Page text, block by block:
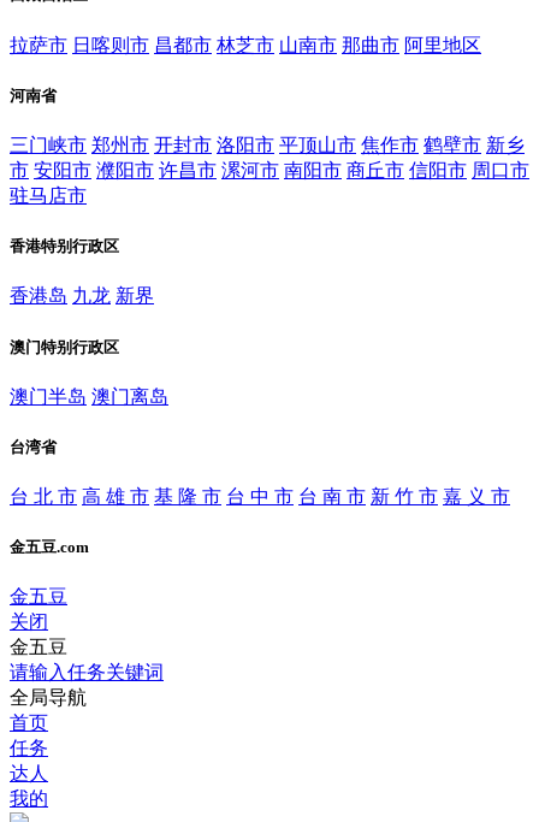
拉萨市 日喀则市 昌都市 林芝市 山南市 那曲市 阿里地区
河南省
三门峡市 郑州市 开封市 洛阳市 平顶山市 焦作市 鹤壁市 新乡
市 安阳市 濮阳市 许昌市 漯河市 南阳市 商丘市 信阳市 周口市
驻马店市
香港特别行政区
香港岛 九龙 新界
澳门特别行政区
澳门半岛 澳门离岛
台湾省
台 北 市 高 雄 市 基 隆 市 台 中 市 台 南 市 新 竹 市 嘉 义 市
金五豆.com
金五豆
关闭
金五豆
请输入任务关键词
全局导航
首页
任务
达人
我的